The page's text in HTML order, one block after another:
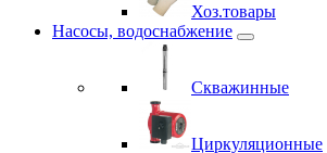
Хоз.товары
Насосы, водоснабжение
Скважинные
Циркуляционные